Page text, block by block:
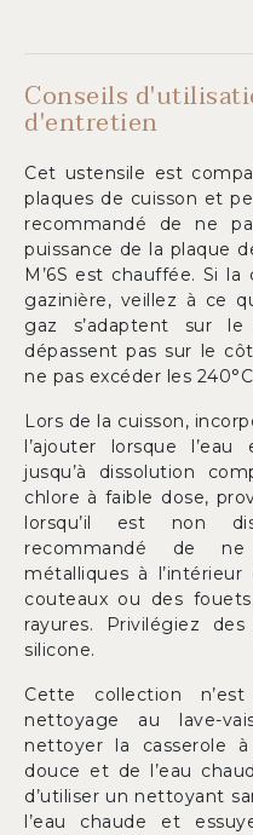
Conseils
d'entretien
Cet ustensile est
plaques de cuisson et
recommandé de ne
puissance de la plaque
M’6S est chauffée. Si
gazinière, veillez à ce
gaz s’adaptent sur
dépassent pas sur le
ne pas excéder les
Lors de la cuisson,
l’ajouter lorsque
jusqu’à dissolution
chlore à faible dose,
lorsqu’il est non
recommandé de ne
métalliques à
couteaux ou des
rayures. Privilégiez
silicone.
Cette collection
nettoyage au lave-
nettoyer la casserole
douce et de l’eau
d’utiliser un nettoyant
l’eau chaude et